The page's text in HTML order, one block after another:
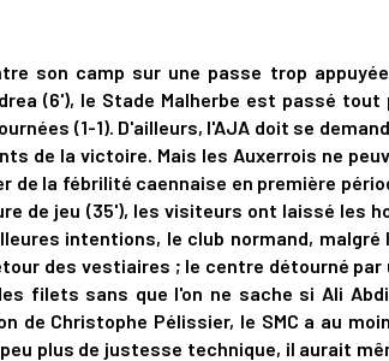
son camp sur une passe trop
(6'), le Stade Malherbe est passé tout
(1-1). D'ailleurs, l'AJA doit se
de la victoire. Mais les Auxerrois ne
la fébrilité caennaise en première
de jeu (35'), les visiteurs ont laissé les
intentions, le club normand,
des vestiaires ; le centre détourné par
filets sans que l'on ne sache si Ali
de Christophe Pélissier, le SMC a au
plus de justesse technique, il aurait